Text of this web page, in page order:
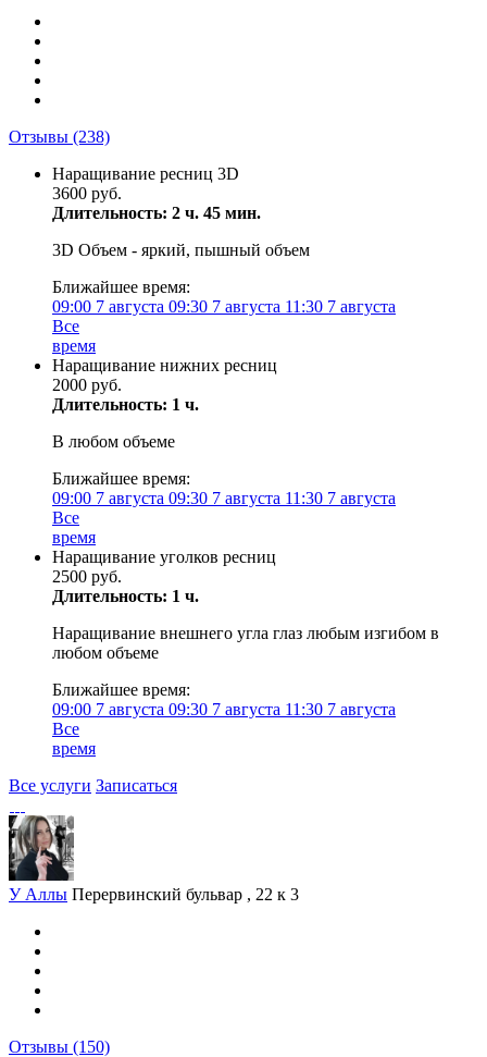
Отзывы (238)
Наращивание ресниц 3D
3600 руб.
Длительность: 2 ч. 45 мин.
3D Объем - яркий, пышный объем
Ближайшее время:
09:00 7 августа 09:30 7 августа 11:30 7 августа
Все
время
Наращивание нижних ресниц
2000 руб.
Длительность: 1 ч.
В любом объеме
Ближайшее время:
09:00 7 августа 09:30 7 августа 11:30 7 августа
Все
время
Наращивание уголков ресниц
2500 руб.
Длительность: 1 ч.
Наращивание внешнего угла глаз любым изгибом в
любом объеме
Ближайшее время:
09:00 7 августа 09:30 7 августа 11:30 7 августа
Все
время
Все услуги Записаться
У Аллы Перервинский бульвар , 22 к 3
Отзывы (150)